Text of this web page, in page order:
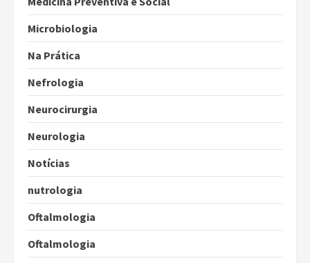
Microbiologia
Na Prática
Nefrologia
Neurocirurgia
Neurologia
Notícias
nutrologia
Oftalmologia
Oftalmologia